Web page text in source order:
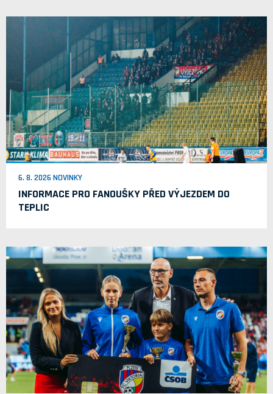
6. 8. 2026 NOVINKY
INFORMACE PRO FANOUŠKY PŘED VÝJEZDEM DO
TEPLIC